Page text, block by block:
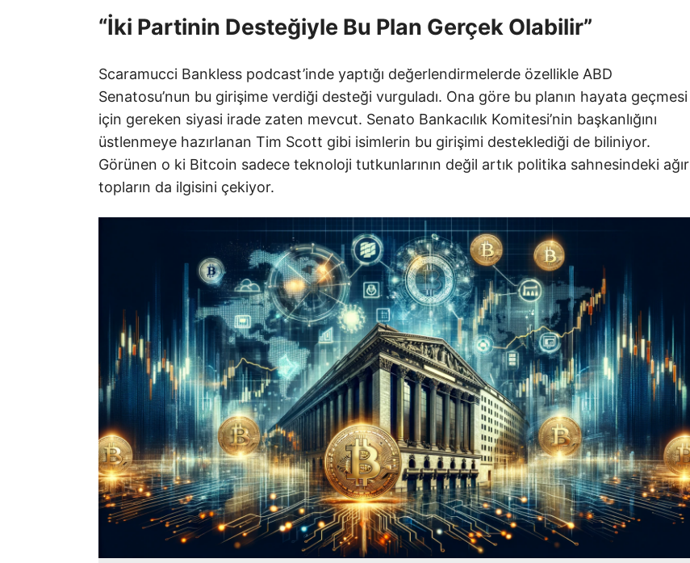
“İki Partinin Desteğiyle Bu Plan Gerçek Olabilir”
Scaramucci Bankless podcast’inde yaptığı değerlendirmelerde özellikle ABD
Senatosu’nun bu girişime verdiği desteği vurguladı. Ona göre bu planın hayata geçmesi
için gereken siyasi irade zaten mevcut. Senato Bankacılık Komitesi’nin başkanlığını
üstlenmeye hazırlanan Tim Scott gibi isimlerin bu girişimi desteklediği de biliniyor.
Görünen o ki Bitcoin sadece teknoloji tutkunlarının değil artık politika sahnesindeki ağır
topların da ilgisini çekiyor.